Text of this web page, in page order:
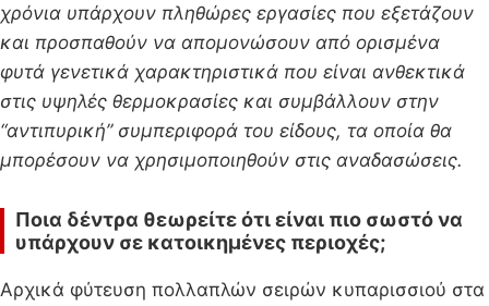
χρόνια υπάρχουν πληθώρες εργασίες που εξετάζουν
και προσπαθούν να απομονώσουν από ορισμένα
φυτά γενετικά χαρακτηριστικά που είναι ανθεκτικά
στις υψηλές θερμοκρασίες και συμβάλλουν στην
“αντιπυρική” συμπεριφορά του είδους, τα οποία θα
μπορέσουν να χρησιμοποιηθούν στις αναδασώσεις.
Ποια δέντρα θεωρείτε ότι είναι πιο σωστό να
υπάρχουν σε κατοικημένες περιοχές;
Αρχικά φύτευση πολλαπλών σειρών κυπαρισσιού στα